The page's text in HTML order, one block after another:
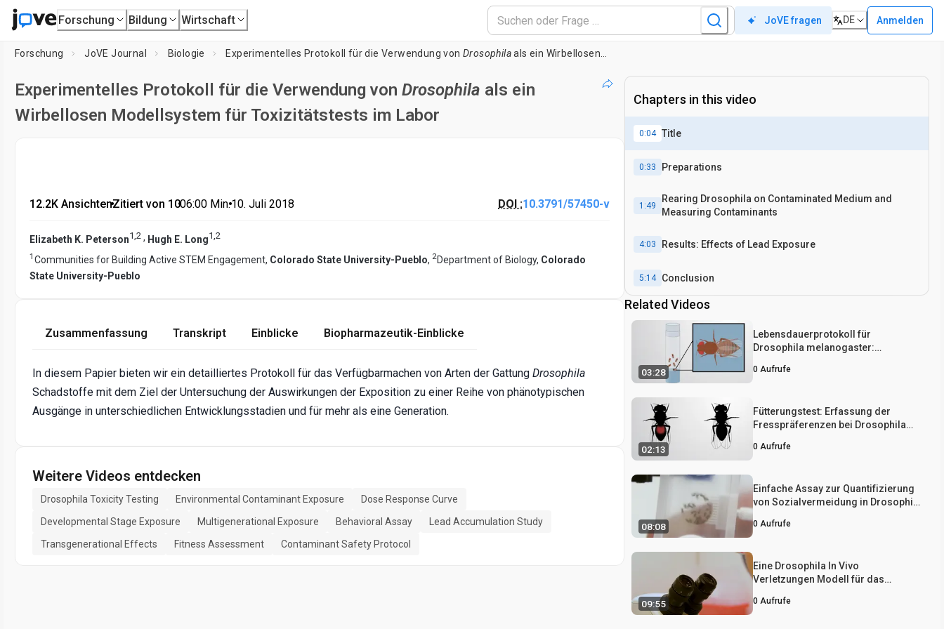
Forschung Bildung Wirtschaft JoVE fragen DE Anmelden
Forschung JoVE Journal Biologie Experimentelles Protokoll für die Verwendung vonDrosophilaals ein Wirbellosen Modellsystem für Toxizitätstests im Labor
Experimentelles Protokoll für die Verwendung von Drosophila als ein
Wirbellosen Modellsystem für Toxizitätstests im Labor
12.2K Ansichten•Zitiert von 10•06:00 Min.•10. Juli 2018 DOI :10.3791/57450-v
Elizabeth K. Peterson1,2 , Hugh E. Long1,2
1 Communities for Building Active STEM Engagement, Colorado State University-Pueblo, 2Department of Biology, Colorado
State University-Pueblo
Zusammenfassung Transkript Einblicke Biopharmazeutik-Einblicke
In diesem Papier bieten wir ein detailliertes Protokoll für das Verfügbarmachen von Arten der Gattung Drosophila
Schadstoffe mit dem Ziel der Untersuchung der Auswirkungen der Exposition zu einer Reihe von phänotypischen
Ausgänge in unterschiedlichen Entwicklungsstadien und für mehr als eine Generation.
Weitere Videos entdecken
Drosophila Toxicity Testing Environmental Contaminant Exposure
Dose Response Curve
Developmental Stage Exposure
Multigenerational Exposure Behavioral Assay
Lead Accumulation Study
Transgenerational Effects
Fitness Assessment Contaminant Safety Protocol
Chapters in this video
0:04 Title
0:33 Preparations
1:49
Rearing Drosophila on Contaminated Medium and
Measuring Contaminants
4:03 Results: Effects of Lead Exposure
5:14 Conclusion
Related Videos
03:28
Lebensdauerprotokoll für
Drosophila melanogaster:
zur Identifizierung von
0 Aufrufe
02:13
Fütterungstest: Erfassung der
Fresspräferenzen bei Drosophila
0 Aufrufe
08:08
Einfache Assay zur Quantifizierung
von Sozialvermeidung in Drosophila
0 Aufrufe
09:55
Eine Drosophila In Vivo
Verletzungen Modell für das
peripheren und zentralen
0 Aufrufe